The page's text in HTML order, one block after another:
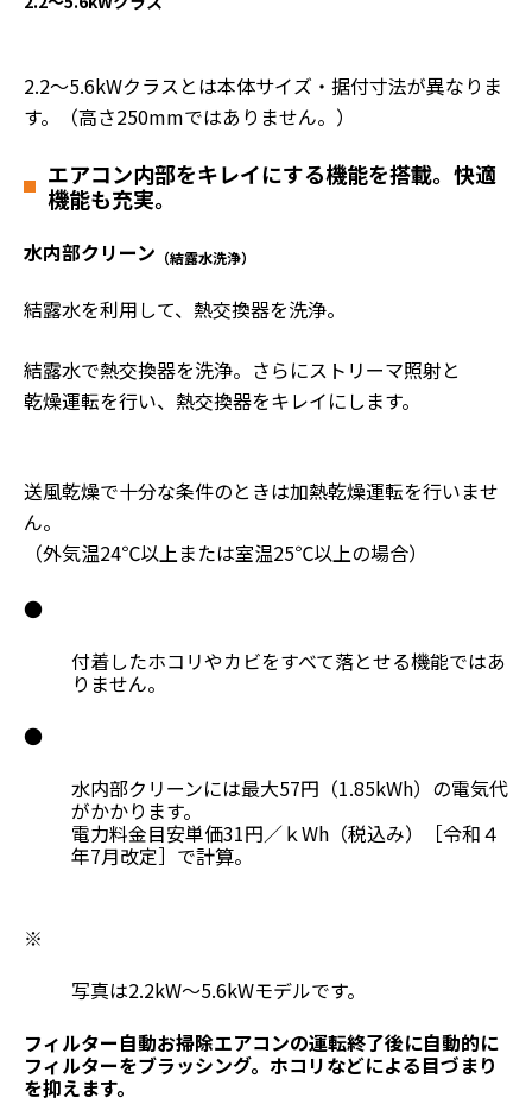
2.2～5.6kWクラスとは本体サイズ・据付寸法が異なりま
す。（高さ250mmではありません。）
エアコン内部をキレイにする機能を搭載。快適
機能も充実。
水内部クリーン （結露水洗浄）
結露水を利用して、熱交換器を洗浄。
結露水で熱交換器を洗浄。さらにストリーマ照射と
乾燥運転を行い、熱交換器をキレイにします。
送風乾燥で十分な条件のときは加熱乾燥運転を行いませ
ん。
（外気温24℃以上または室温25℃以上の場合）
●
付着したホコリやカビをすべて落とせる機能ではあ
りません。
●
水内部クリーンには最大57円（1.85kWh）の電気代
がかかります。
電力料金目安単価31円／ｋWh（税込み）［令和４
年7月改定］で計算。
※
写真は2.2kW～5.6kWモデルです。
フィルター自動お掃除エアコンの運転終了後に自動的に
フィルターをブラッシング。ホコリなどによる目づまり
を抑えます。